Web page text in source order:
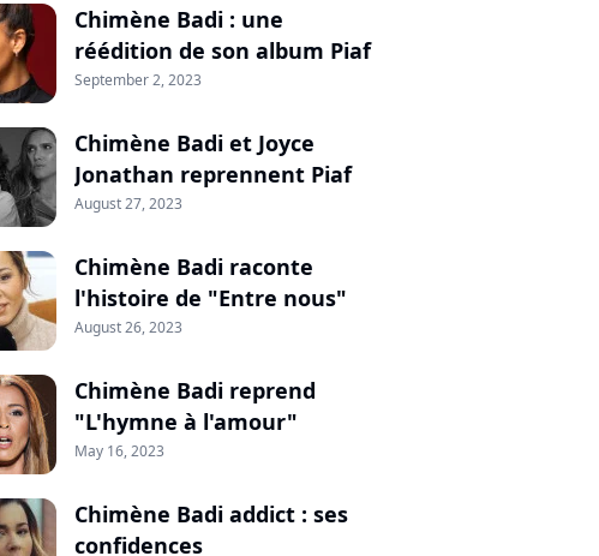
Chimène Badi : une
réédition de son album Piaf
September 2, 2023
Chimène Badi et Joyce
Jonathan reprennent Piaf
August 27, 2023
Chimène Badi raconte
l'histoire de "Entre nous"
August 26, 2023
Chimène Badi reprend
"L'hymne à l'amour"
May 16, 2023
Chimène Badi addict : ses
confidences